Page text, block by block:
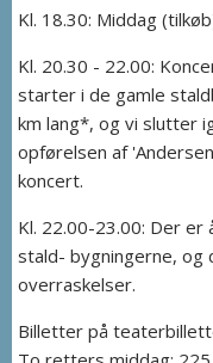
Kl. 18.30: Middag
Kl. 20.30 - 22.00:
starter i de gamle
km lang*, og vi slutter
opførelsen af
koncert.
Kl. 22.00-23.00: Der
stald- bygningerne, og
overraskelser.
Billetter på